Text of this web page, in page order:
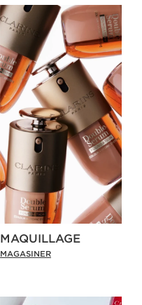
MAQUILLAGE
MAGASINER